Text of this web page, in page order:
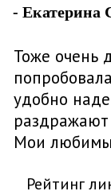
- Екатерина
Тоже очень
удобно
раздражают
Мои
Рейтинг